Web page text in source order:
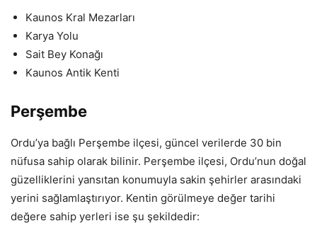
Kaunos Kral Mezarları
Karya Yolu
Sait Bey Konağı
Kaunos Antik Kenti
Perşembe
Ordu’ya bağlı Perşembe ilçesi, güncel verilerde 30 bin
nüfusa sahip olarak bilinir. Perşembe ilçesi, Ordu’nun doğal
güzelliklerini yansıtan konumuyla sakin şehirler arasındaki
yerini sağlamlaştırıyor. Kentin görülmeye değer tarihi
değere sahip yerleri ise şu şekildedir: